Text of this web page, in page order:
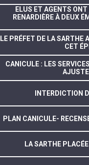
ELUS ET AGENTS
RENARDIÈRE À DEUX
LE PRÉFET DE LA SARTHE
CET
CANICULE : LES
INTERDICTION
PLAN CANICULE-
LA SARTHE